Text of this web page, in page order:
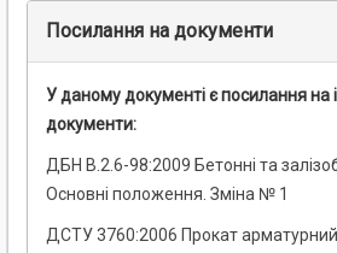
Посилання на документи
У даному документі є посилання на
документи:
ДБН В.2.6-98:2009 Бетонні та
Основні положення. Зміна № 1
ДСТУ 3760:2006 Прокат